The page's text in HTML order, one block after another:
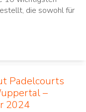
die sowohl für
Padelcourts
–
2024